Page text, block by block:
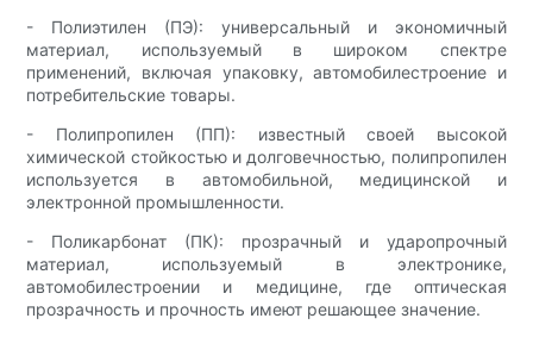
- Полиэтилен (ПЭ): универсальный и экономичный
материал, используемый в широком спектре
применений, включая упаковку, автомобилестроение и
потребительские товары.
- Полипропилен (ПП): известный своей высокой
химической стойкостью и долговечностью, полипропилен
используется в автомобильной, медицинской и
электронной промышленности.
- Поликарбонат (ПК): прозрачный и ударопрочный
материал, используемый в электронике,
автомобилестроении и медицине, где оптическая
прозрачность и прочность имеют решающее значение.